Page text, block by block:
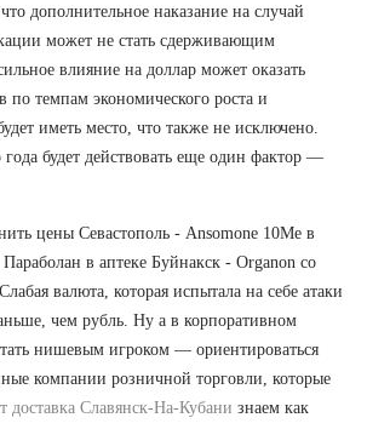
дополнительное наказание на случай
может не стать сдерживающим
влияние на доллар может оказать
по темпам экономического роста и
иметь место, что также не исключено.
года будет действовать еще один фактор —
цены Севастополь - Ansomone 10Me в
в аптеке Буйнакск - Organon со
валюта, которая испытала на себе атаки
чем рубль. Ну а в корпоративном
нишевым игроком — ориентироваться
компании розничной торговли, которые
доставка Славянск-На-Кубани знаем как